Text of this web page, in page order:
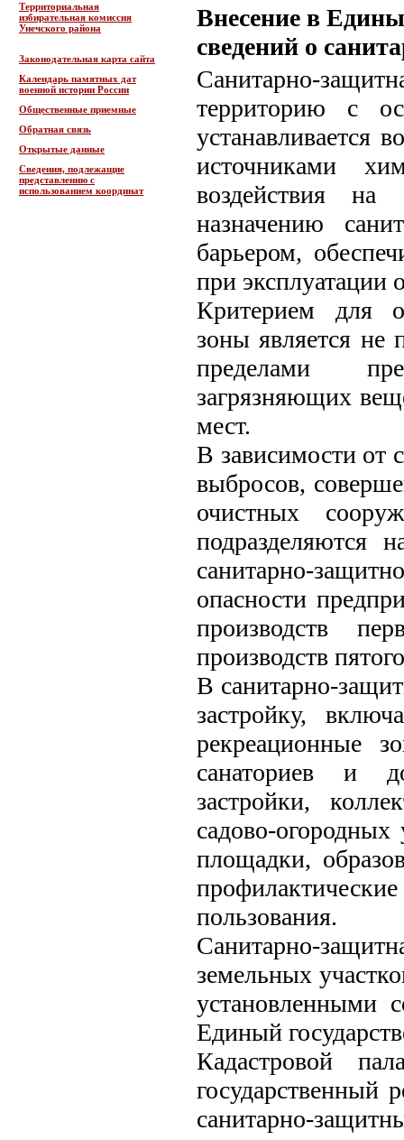
Территориальная
избирательная комиссия
Унечского района
Законодательная карта сайта
Календарь памятных дат
военной истории России
Общественные приемные
Обратная связь
Открытые данные
Сведения, подлежащие
представлению с
использованием координат
Внесение в
сведений о
Санитарно-
территорию с
устанавливается
источниками
воздействия
назначению
барьером,
при эксплуатации
Критерием для
зоны является не
пределами
загрязняющих
мест.
В зависимости от
выбросов,
очистных
подразделяются
санитарно-
опасности
производств
производств
В санитарно-
застройку,
рекреационные
санаториев и
застройки,
садово-огородных
площадки,
пользования.
Санитарно-
земельных
установленными
Единый
Кадастровой
государственный
санитарно-